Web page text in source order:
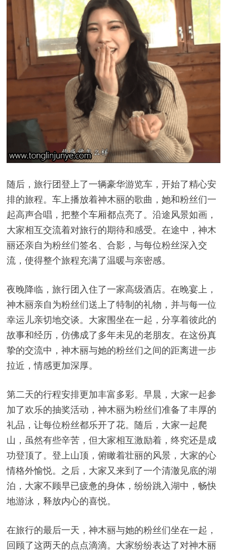
随后，旅行团登上了一辆豪华游览车，开始了精心安
排的旅程。车上播放着神木丽的歌曲，她和粉丝们一
起高声合唱，把整个车厢都点亮了。沿途风景如画，
大家相互交流着对旅行的期待和感受。在途中，神木
丽还亲自为粉丝们签名、合影，与每位粉丝深入交
流，使得整个旅程充满了温暖与亲密感。
夜晚降临，旅行团入住了一家高级酒店。在晚宴上，
神木丽亲自为粉丝们送上了特制的礼物，并与每一位
幸运儿亲切地交谈。大家围坐在一起，分享着彼此的
故事和经历，仿佛成了多年未见的老朋友。在这份真
挚的交流中，神木丽与她的粉丝们之间的距离进一步
拉近，情感更加深厚。
第二天的行程安排更加丰富多彩。早晨，大家一起参
加了欢乐的抽奖活动，神木丽为粉丝们准备了丰厚的
礼品，让每位粉丝都乐开了花。随后，大家一起爬
山，虽然有些辛苦，但大家相互激励着，终究还是成
功登顶了。登上山顶，俯瞰着壮丽的风景，大家的心
情格外愉悦。之后，大家又来到了一个清澈见底的湖
泊，大家不顾早已疲惫的身体，纷纷跳入湖中，畅快
地游泳，释放内心的喜悦。
在旅行的最后一天，神木丽与她的粉丝们坐在一起，
回顾了这两天的点点滴滴。大家纷纷表达了对神木丽